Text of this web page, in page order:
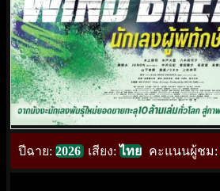
ปีฉาย: 2026 เสียง:ไทย คะแนนผู้ชม: